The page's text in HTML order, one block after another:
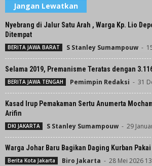
Jangan Lewatkan
Nyebrang di Jalur Satu Arah , Warga Kp. Lio
Ditempat
BERITA JAWA BARAT S Stanley Sumampouw -
Selama 2019, Premanisme Teratas dengan
BERITA JAWA TENGAH Pemimpin Redaksi - 31
Kasad Irup Pemakaman Sertu Anumerta
Arifin
DKI JAKARTA S Stanley Sumampouw - 29
Warga Johar Baru Bagikan Daging Kurban
Berita Kota Jakarta Biro Jakarta - 28 Mei 2026